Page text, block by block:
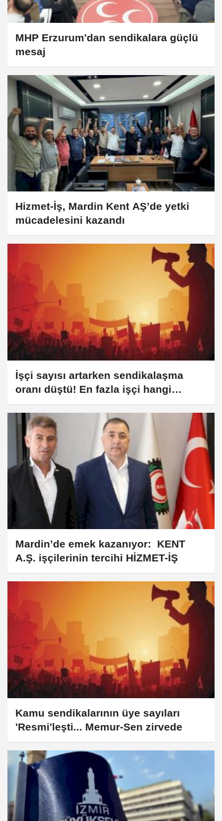
MHP Erzurum'dan sendikalara güçlü
mesaj
Hizmet-İş, Mardin Kent AŞ’de yetki
mücadelesini kazandı
İşçi sayısı artarken sendikalaşma
oranı düştü! En fazla işçi hangi
sektörde?
Mardin’de emek kazanıyor: KENT
A.Ş. işçilerinin tercihi HİZMET-İŞ
Kamu sendikalarının üye sayıları
'Resmi'leşti... Memur-Sen zirvede